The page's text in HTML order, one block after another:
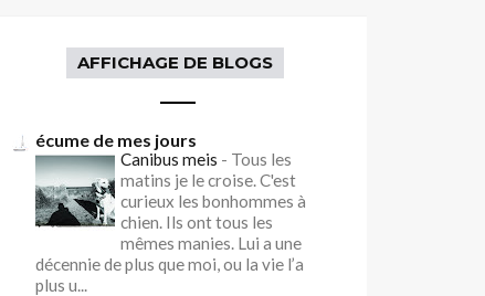
AFFICHAGE DE BLOGS
écume de mes jours
Canibus meis - Tous les
matins je le croise. C'est
curieux les bonhommes à
chien. Ils ont tous les
mêmes manies. Lui a une
décennie de plus que moi, ou la vie l’a
plus u...